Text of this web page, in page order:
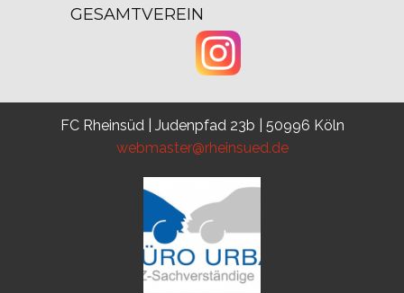
GESAMTVEREIN
FC Rheinsüd | Judenpfad 23b | 50996 Köln
webmaster@rheinsued.de